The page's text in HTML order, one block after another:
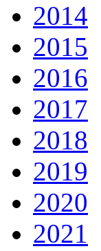
2014
2015
2016
2017
2018
2019
2020
2021